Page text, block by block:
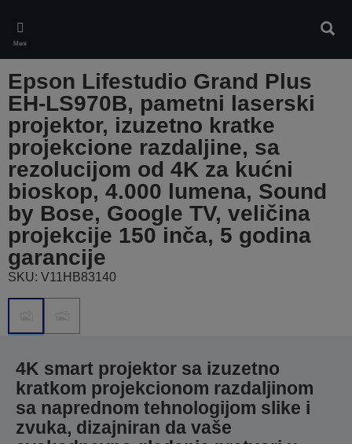
main
content
Meni
Epson Lifestudio Grand Plus
EH-LS970B, pametni laserski
projektor, izuzetno kratke
projekcione razdaljine, sa
rezolucijom od 4K za kućni
bioskop, 4.000 lumena, Sound
by Bose, Google TV, veličina
projekcije 150 inča, 5 godina
garancije
SKU: V11HB83140
4K smart projektor sa izuzetno
kratkom projekcionom razdaljinom
sa naprednom tehnologijom slike i
zvuka, dizajniran da vaše